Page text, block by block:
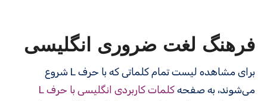
فرهنگ لغت ضروری انگلیسی
برای مشاهده لیست تمام کلماتی که با حرف L شروع
می‌شوند، به صفحه کلمات کاربردی انگلیسی با حرف L